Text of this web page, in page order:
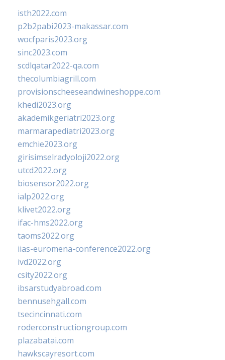
isth2022.com
p2b2pabi2023-makassar.com
wocfparis2023.org
sinc2023.com
scdlqatar2022-qa.com
thecolumbiagrill.com
provisionscheeseandwineshoppe.com
khedi2023.org
akademikgeriatri2023.org
marmarapediatri2023.org
emchie2023.org
girisimselradyoloji2022.org
utcd2022.org
biosensor2022.org
ialp2022.org
klivet2022.org
ifac-hms2022.org
taoms2022.org
iias-euromena-conference2022.org
ivd2022.org
csity2022.org
ibsarstudyabroad.com
bennusehgall.com
tsecincinnati.com
roderconstructiongroup.com
plazabatai.com
hawkscayresort.com